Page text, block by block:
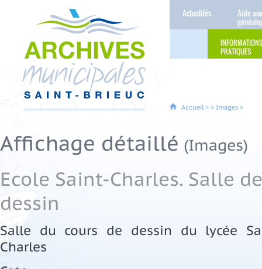
Actualités Aide
INFORMATIONS
PRATIQUES
Accueil> > Images >
Affichage détaillé (Images)
Ecole Saint-Charles. Salle de
dessin
Salle du cours de dessin du lycée
Charles